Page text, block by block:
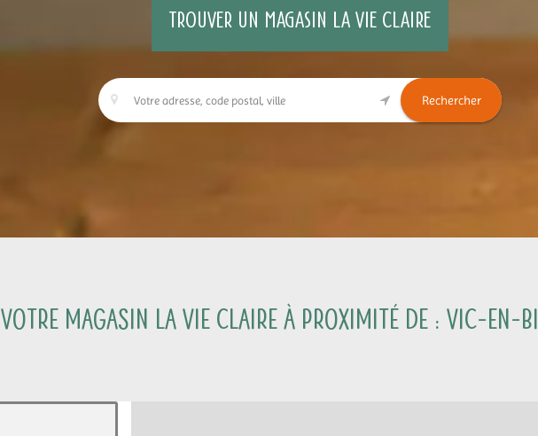
TROUVER UN MAGASIN LA VIE CLAIRE
Rechercher
Votre magasin La Vie Claire à proximité de : Vic-en-